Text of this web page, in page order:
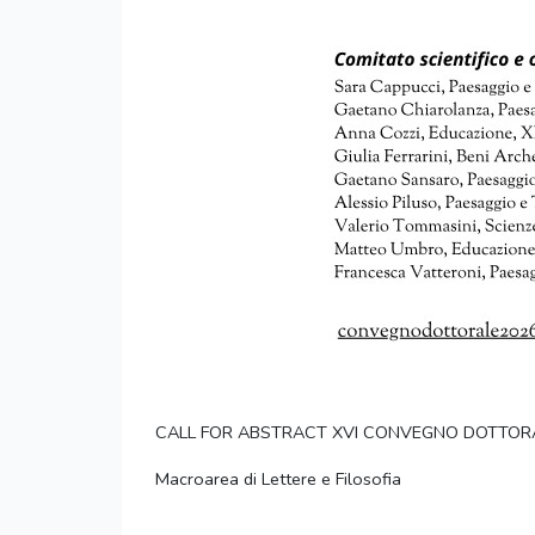
CALL FOR ABSTRACT XVI CONVEGNO
Macroarea di Lettere e Filosofia